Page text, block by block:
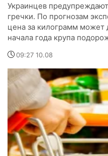
Украинцев
гречки. По прогнозам
цена за килограмм может
начала года крупа
09:27 10.08